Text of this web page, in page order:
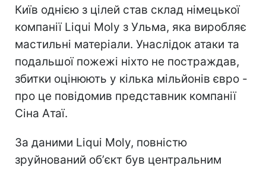
Київ однією з цілей став склад німецької
компанії Liqui Moly з Ульма, яка виробляє
мастильні матеріали. Унаслідок атаки та
подальшої пожежі ніхто не постраждав,
збитки оцінюють у кілька мільйонів євро -
про це повідомив представник компанії
Сіна Атаї.
За даними Liqui Moly, повністю
зруйнований обʼєкт був центральним